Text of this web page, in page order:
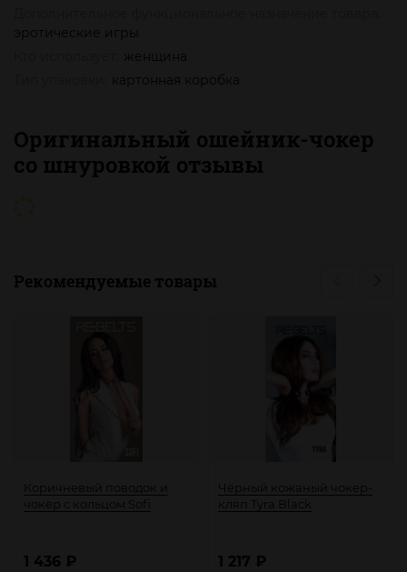
эротические игры
женщина
картонная коробка
Оригинальный ошейник-чокер
со шнуровкой отзывы
Рекомендуемые товары
Коричневый поводок и
чокер с кольцом Sofi
1 436 ₽
Чёрный кожаный чокер-
кляп Tyra Black
1 217 ₽